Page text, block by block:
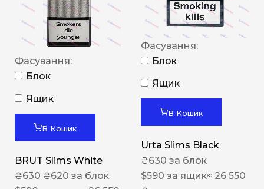
Фасування:
Блок
Ящик
В Кошик
BRUT Slims White
₴630 ₴620 за блок
Фасування:
Блок
Ящик
В Кошик
Urta Slims Black
₴630 за блок
$590 за ящик≈ 26 550